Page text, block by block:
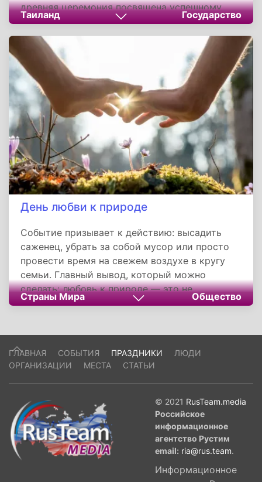
древняя церемония посвящена успешному
началу нового сельского сезона. С не
меньшим размахом проходит она и в
Камбодже.
Таиланд Государство
День любви к природе
Событие призывает к действию: высадить
саженец, убрать за собой мусор или просто
провести время на свежем воздухе в кругу
семьи. Главный вывод, который можно
сделать: любовь к природе — это не
абстрактное чувство, а конкретные поступки
любимой речки, он меняет не только
окружающий мир, но и самого себя. И в этом
заключается высший смысл праздника 11 мая.
Страны Мира Общество
ГЛАВНАЯ СОБЫТИЯ ПРАЗДНИКИ
ЛЮДИ
ОРГАНИЗАЦИИ
МЕСТА СТАТЬИ
© 2021 RusTeam.media
Российское
информационное
агентство Рустим
email: ria@rus.team.
Информационное